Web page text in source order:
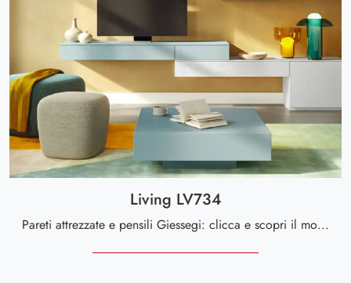
Living LV734
Pareti attrezzate e pensili Giessegi: clicca e scopri il modello Living LV734 e potrai arricchire stanze moderne di ogni tipo.